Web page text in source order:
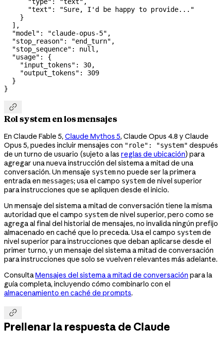
      "text"
:
"Sure, I'd be happy to provide..."
    }
  ],
  "model"
: "claude-opus-5" ,
  "stop_reason"
: "end_turn" ,
  "stop_sequence"
: null ,
  "usage"
: {
    "input_tokens"
: 30,
    "output_tokens"
: 309
  }
}

Rol system en los mensajes
En Claude Fable 5, Claude Mythos 5, Claude Opus 4.8 y Claude
Opus 5, puedes incluir mensajes con "role": "system" después
de un turno de usuario (sujeto a las reglas de ubicación) para
agregar una nueva instrucción del sistema a mitad de una
conversación. Un mensaje systemno puede ser la primera
entrada en messages; usa el campo systemde nivel superior
para instrucciones que se apliquen desde el inicio.
Un mensaje del sistema a mitad de conversación tiene la misma
autoridad que el campo systemde nivel superior, pero como se
agrega al final del historial de mensajes, no invalida ningún prefijo
almacenado en caché que lo preceda. Usa el campo systemde
nivel superior para instrucciones que deban aplicarse desde el
primer turno, y un mensaje del sistema a mitad de conversación
para instrucciones que solo se vuelven relevantes más adelante.
ConsultaMensajes del sistema a mitad de conversación para la
guía completa, incluyendo cómo combinarlo con el
almacenamiento en caché de prompts.

Prellenar la respuesta de Claude